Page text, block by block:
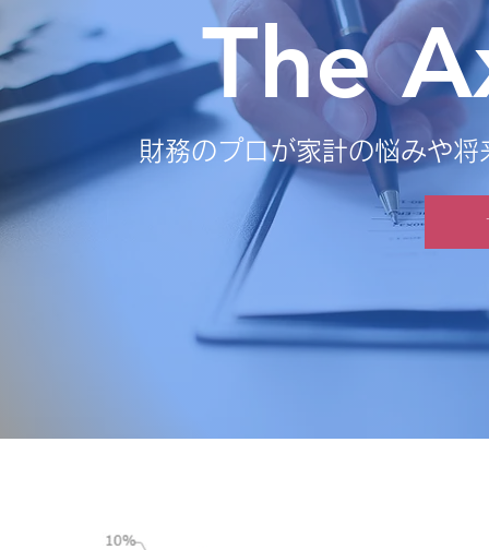
The
財務のプロが家計の悩みや